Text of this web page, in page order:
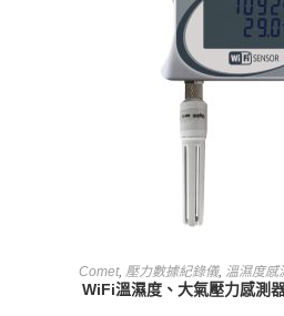
查看內容
Comet, 壓力數據紀錄儀, 溫濕度感
WiFi溫濕度、大氣壓力感測